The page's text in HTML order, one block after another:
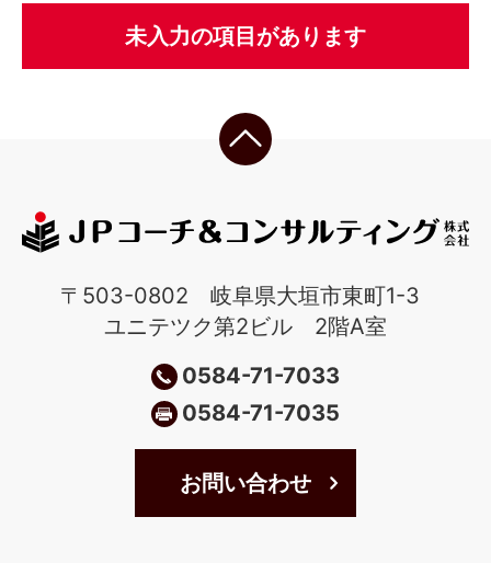
未入力の項目があります
〒503-0802 岐阜県大垣市東町1-3
ユニテツク第2ビル 2階A室
0584-71-7033
0584-71-7035
お問い合わせ